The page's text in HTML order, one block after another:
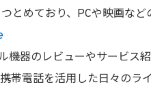
とめており、PCや映画など
機器のレビューやサービス
帯電話を活用した日々のラ